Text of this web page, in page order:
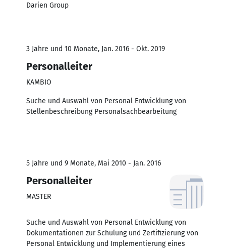
Darien Group
3 Jahre und 10 Monate, Jan. 2016 - Okt. 2019
Personalleiter
KAMBIO
Suche und Auswahl von Personal Entwicklung von
Stellenbeschreibung Personalsachbearbeitung
5 Jahre und 9 Monate, Mai 2010 - Jan. 2016
Personalleiter
MASTER
Suche und Auswahl von Personal Entwicklung von
Dokumentationen zur Schulung und Zertifizierung von
Personal Entwicklung und Implementierung eines